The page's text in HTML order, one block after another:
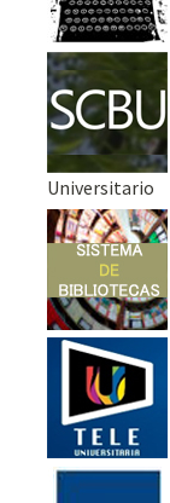
Universitario